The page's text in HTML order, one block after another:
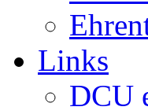
Links
DCU